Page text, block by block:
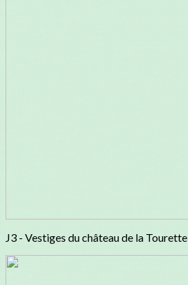
J3 - Vestiges du château de la Tourette